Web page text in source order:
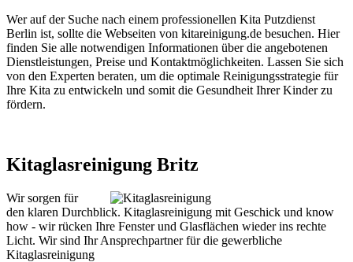
Wer auf der Suche nach einem professionellen Kita Putzdienst
Berlin ist, sollte die Webseiten von kitareinigung.de besuchen. Hier
finden Sie alle notwendigen Informationen über die angebotenen
Dienstleistungen, Preise und Kontaktmöglichkeiten. Lassen Sie sich
von den Experten beraten, um die optimale Reinigungsstrategie für
Ihre Kita zu entwickeln und somit die Gesundheit Ihrer Kinder zu
fördern.
Kitaglasreinigung Britz
Wir sorgen für
den klaren Durchblick. Kitaglasreinigung mit Geschick und know
how - wir rücken Ihre Fenster und Glasflächen wieder ins rechte
Licht. Wir sind Ihr Ansprechpartner für die gewerbliche
Kitaglasreinigung